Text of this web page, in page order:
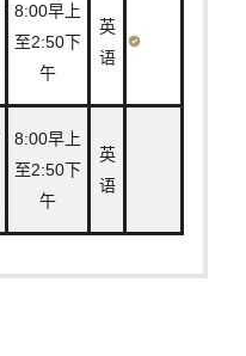
8:00早上
至2:50下
午
英
语
8:00早上
至2:50下
午
英
语